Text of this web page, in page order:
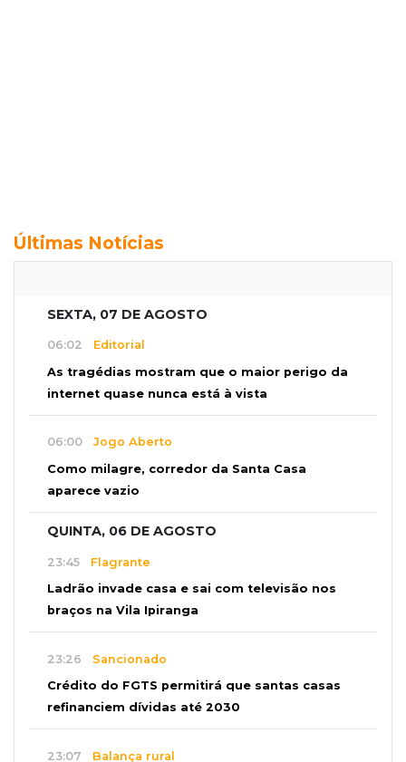
Últimas Notícias
SEXTA, 07 DE AGOSTO
06:02 Editorial
As tragédias mostram que o maior perigo da
internet quase nunca está à vista
06:00 Jogo Aberto
Como milagre, corredor da Santa Casa
aparece vazio
QUINTA, 06 DE AGOSTO
23:45 Flagrante
Ladrão invade casa e sai com televisão nos
braços na Vila Ipiranga
23:26 Sancionado
Crédito do FGTS permitirá que santas casas
refinanciem dívidas até 2030
23:07 Balança rural